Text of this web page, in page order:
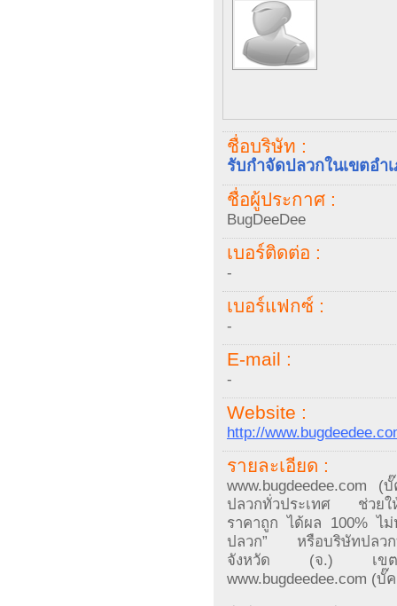
ชื่อบริษัท :
รับกำจัดปลวกในเขตอำเ
ชื่อผู้ประกาศ :
BugDeeDee
เบอร์ติดต่อ :
-
เบอร์แฟกซ์ :
-
E-mail :
-
Website :
http://
รายละเอียด :
www.bugdeedee.com
ปลวกทั่วประเทศ ช่วยใ
ราคาถูก ได้ผล 100% ไ
ปลวก” หรือบริษัทปลวก
จังหวัด (จ.) เขตอ
www.bugdeedee.com (